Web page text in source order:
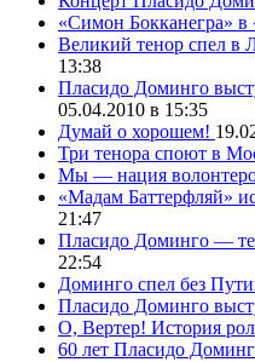
«Симон Бокканегра» в
Великий тенор спел в
13:38
Пласидо Доминго
05.04.2010 в 15:35
Думай о хорошем!
Три тенора споют в
Мы — нация
«Мадам Баттерфляй»
21:47
Пласидо Доминго —
22:54
Доминго спел без
Пласидо Доминго
О, Вертер! История
60 лет Пласидо